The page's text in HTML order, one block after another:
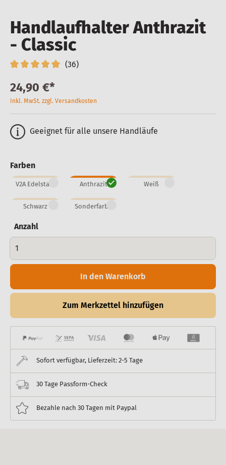
Handlaufhalter Anthrazit
- Classic
(36)
24,90 €*
Inkl. MwSt. zzgl. Versandkosten
Geeignet für alle unsere Handläufe
Farben
V2A Edelstahl Anthrazit Weiß
Schwarz Sonderfarbe
Anzahl
In den Warenkorb
Zum Merkzettel hinzufügen
Sofort verfügbar, Lieferzeit: 2-5 Tage
30 Tage Passform-Check
Bezahle nach 30 Tagen mit Paypal